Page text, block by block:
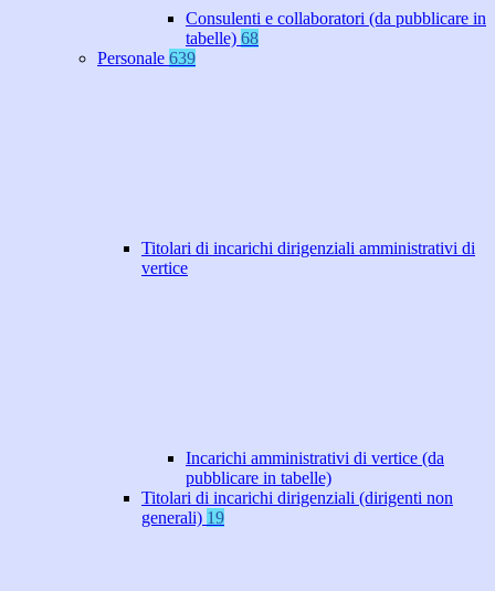
Consulenti e collaboratori (da pubblicare in
tabelle) 68
Personale 639
Titolari di incarichi dirigenziali amministrativi di
vertice
Incarichi amministrativi di vertice (da
pubblicare in tabelle)
Titolari di incarichi dirigenziali (dirigenti non
generali) 19